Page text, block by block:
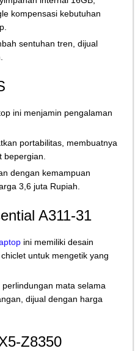
kompensasi kebutuhan
sentuhan tren, dijual
ini menjamin pengalaman
portabilitas, membuatnya
dengan kemampuan
3,6 juta Rupiah.
A311-31
ini memiliki desain
untuk mengetik yang
mata selama
dijual dengan harga
Z8350